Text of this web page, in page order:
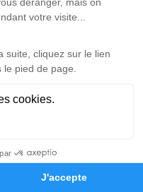
Hommages
hommage est
Je rends hommage
à 10h00
Anne